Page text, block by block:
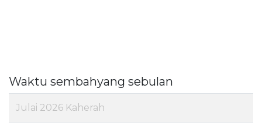
Waktu sembahyang sebulan
Julai 2026 Kaherah